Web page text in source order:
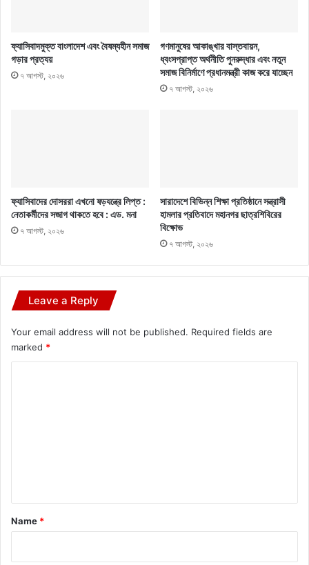
ফ্যাসিবাদমুক্ত বাংলাদেশ এবং বৈষম্যহীন সমাজ
গড়ার প্রত্যয়
৭ আগস্ট, ২০২৬
গণমানুষের আকাঙ্খার বাস্তবায়ন,
ধ্বংসপ্রাপ্ত অর্থনীতি পুনরুদ্ধার এবং নতুন
সমাজ বিনির্মাণে প্রধানমন্ত্রী কাজ করে যাচ্ছেন
৭ আগস্ট, ২০২৬
ফ্যাসিবাদের দোসররা এখনো ষড়যন্ত্রে লিপ্ত :
নেতাকর্মীদের সজাগ থাকতে হবে : এড. মনা
৭ আগস্ট, ২০২৬
সারাদেশে বিভিন্ন শিক্ষা প্রতিষ্ঠানে সন্ত্রাসী
হামলার প্রতিবাদে মহানগর ছাত্রশিবিরের
বিক্ষোভ
৭ আগস্ট, ২০২৬
Leave a Reply
Your email address will not be published. Required fields are
marked *
*
Name *